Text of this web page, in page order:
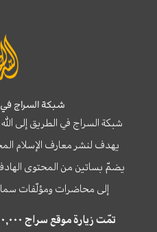
شبكة السراج في
شبكة السراج في الطريق إلى
يهدف لنشر معارف الإسلام
يضمّ بساتين من المحتوى
إلى محاضرات ومؤلّفات